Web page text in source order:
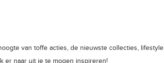
van toffe acties, de nieuwste collecties, lifestyle
er naar uit je te mogen inspireren!